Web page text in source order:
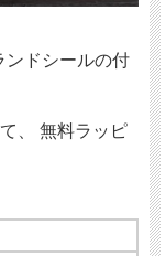
ンドシールの付
、 無料ラッピ